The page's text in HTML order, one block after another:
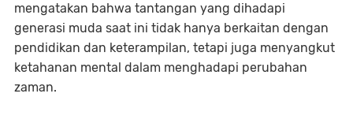
mengatakan bahwa tantangan yang dihadapi
generasi muda saat ini tidak hanya berkaitan dengan
pendidikan dan keterampilan, tetapi juga menyangkut
ketahanan mental dalam menghadapi perubahan
zaman.